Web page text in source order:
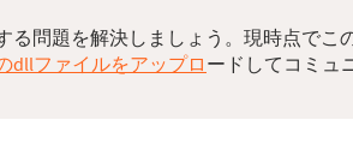
る問題を解決しましょう。現時点で
dllファイルをアップロ ードしてコミュ